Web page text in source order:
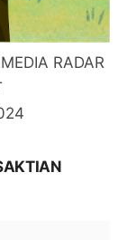
RADAR